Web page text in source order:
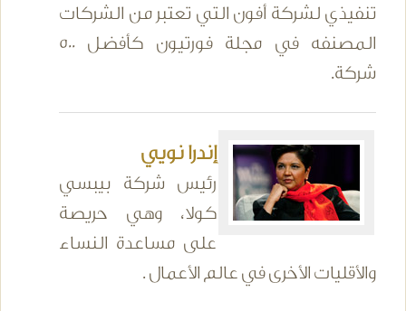
تنفيذي لشركة أفون التي تعتبر من الشركات
المصنفه في مجلة فورتيون كأفضل 500
شركة.
إندرا نويي
رئيس شركة بيبسي
كولا، وهي حريصة
على مساعدة النساء
والأقليات الأخرى في عالم الأعمال .